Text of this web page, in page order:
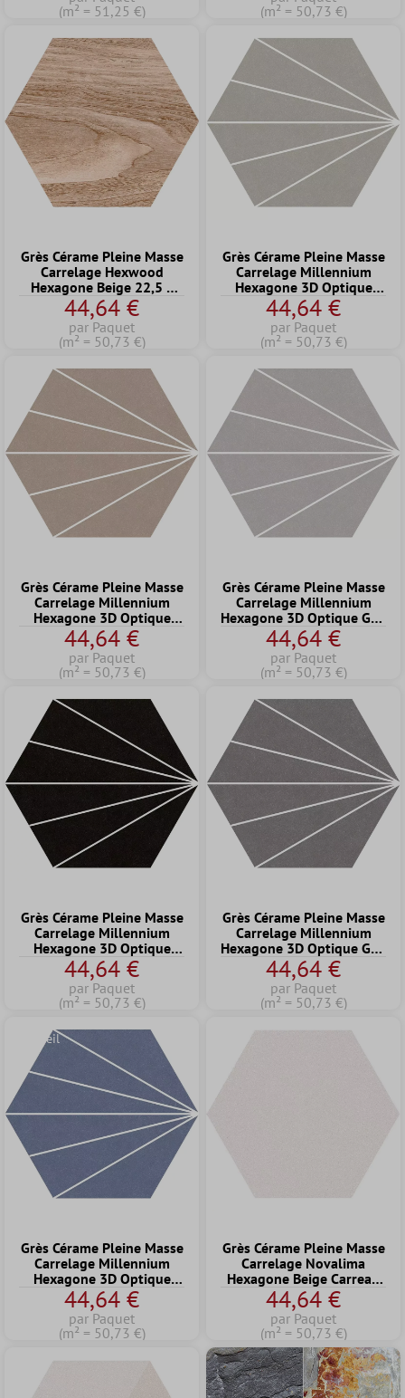
(m² = 51,25 €)
(m² = 50,73 €)
Grès Cérame Pleine Masse
Carrelage Hexwood
Hexagone Beige 22,5 x
25,9cm
44,64 €
par Paquet
(m² = 50,73 €)
Grès Cérame Pleine Masse
Carrelage Millennium
Hexagone 3D Optique
Vert 22,5 x 25,9cm
44,64 €
par Paquet
(m² = 50,73 €)
Grès Cérame Pleine Masse
Carrelage Millennium
Hexagone 3D Optique
Taupe 22,5 x 25,9cm
44,64 €
par Paquet
(m² = 50,73 €)
Grès Cérame Pleine Masse
Carrelage Millennium
Hexagone 3D Optique Gris
Clair 22,5 x 25,9cm
44,64 €
par Paquet
(m² = 50,73 €)
Grès Cérame Pleine Masse
Carrelage Millennium
Hexagone 3D Optique
Noir 22,5 x 25,9cm
44,64 €
par Paquet
(m² = 50,73 €)
Grès Cérame Pleine Masse
Carrelage Millennium
Hexagone 3D Optique Gris
22,5 x 25,9cm
44,64 €
par Paquet
(m² = 50,73 €)
Conseil
Grès Cérame Pleine Masse
Carrelage Millennium
Hexagone 3D Optique
Bleu 22,5 x 25,9cm
44,64 €
par Paquet
(m² = 50,73 €)
Grès Cérame Pleine Masse
Carrelage Novalima
Hexagone Beige Carreau
De Base 22,5 x 25,9cm
44,64 €
par Paquet
(m² = 50,73 €)